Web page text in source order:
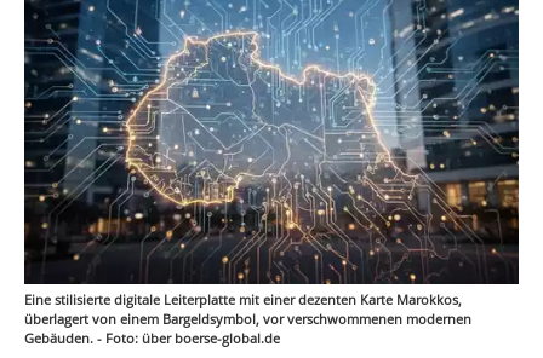
Eine stilisierte digitale Leiterplatte mit einer dezenten Karte Marokkos,
überlagert von einem Bargeldsymbol, vor verschwommenen modernen
Gebäuden. - Foto: über boerse-global.de